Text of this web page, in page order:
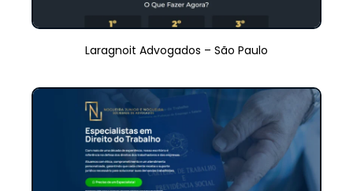
Laragnoit Advogados – São Paulo